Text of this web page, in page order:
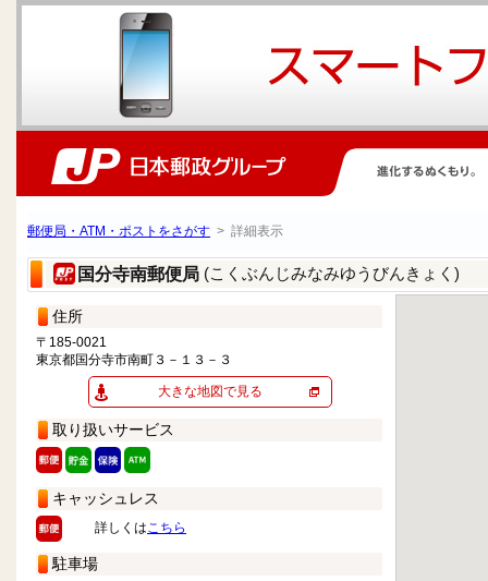
郵便局・ATM・ポストをさがす > 詳細表示
国分寺南郵便局 (こくぶんじみなみゆうびんきょく)
住所
〒185-0021
東京都国分寺市南町３－１３－３
大きな地図で見る
取り扱いサービス
キャッシュレス
詳しくはこちら
駐車場